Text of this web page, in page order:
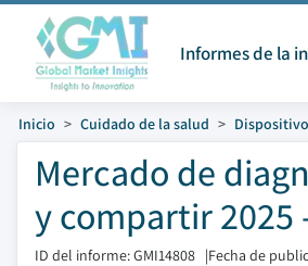
Informes de la
Inicio Cuidado de la salud
Mercado de
y compartir 2025
ID del informe: GMI14808 |Fecha de